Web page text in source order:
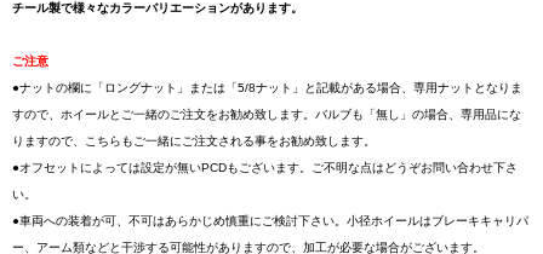
チール製で様々なカラーバリエーションがあります。
ご注意
●ナットの欄に「ロングナット」または「5/8ナット」と記載がある場合、専用ナットとなりま
すので、ホイールとご一緒のご注文をお勧め致します。バルブも「無し」の場合、専用品にな
りますので、こちらもご一緒にご注文される事をお勧め致します。
●オフセットによっては設定が無いPCDもございます。ご不明な点はどうぞお問い合わせ下さ
い。
●車両への装着が可、不可はあらかじめ慎重にご検討下さい。小径ホイールはブレーキキャリパ
ー、アーム類などと干渉する可能性がありますので、加工が必要な場合がございます。